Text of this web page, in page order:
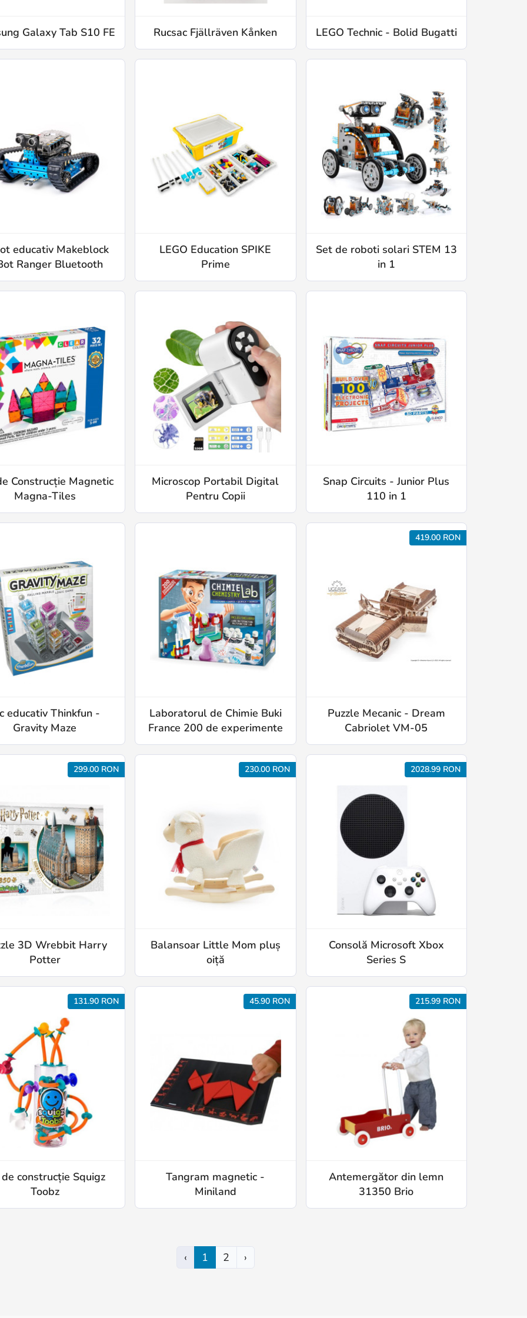
Galaxy Tab S10 FE Rucsac Fjällräven Kånken LEGO Technic - Bolid Bugatti
educativ Makeblock
Ranger Bluetooth
LEGO Education SPIKE
Prime
Set de roboti solari STEM 13
in 1
Construcție Magnetic
Magna-Tiles
Microscop Portabil Digital
Pentru Copii
Snap Circuits - Junior Plus
110 in 1
educativ Thinkfun -
Gravity Maze
Laboratorul de Chimie Buki
France 200 de experimente
419.00 RON
Puzzle Mecanic - Dream
Cabriolet VM-05
299.00 RON
3D Wrebbit Harry
Potter
230.00 RON
Balansoar Little Mom pluș
oiță
2028.99 RON
Consolă Microsoft Xbox
Series S
131.90 RON
de construcție Squigz
Toobz
45.90 RON
Tangram magnetic -
Miniland
215.99 RON
Antemergător din lemn
31350 Brio
‹ 1 2 ›